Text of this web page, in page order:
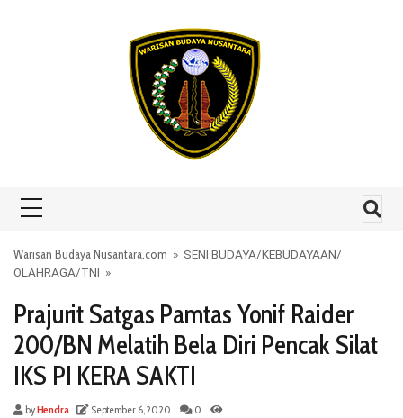
Warisan Budaya Nusantara.com » SENI BUDAYA/KEBUDAYAAN/
OLAHRAGA/TNI »
Prajurit Satgas Pamtas Yonif Raider
200/BN Melatih Bela Diri Pencak Silat
IKS PI KERA SAKTI
byHendra September 6, 2020 0